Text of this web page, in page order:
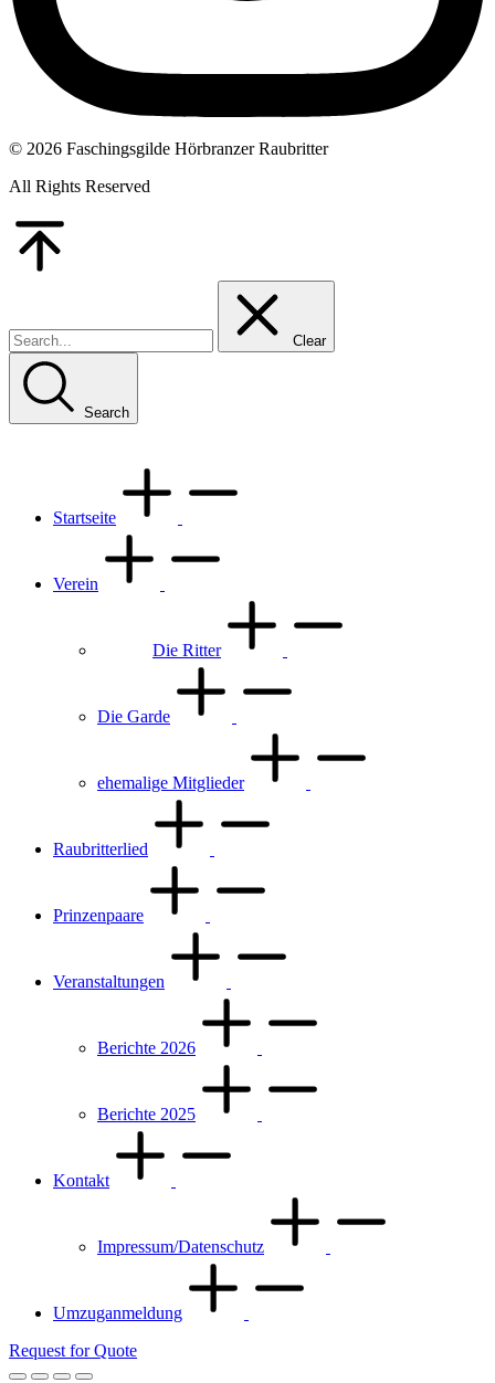
© 2026 Faschingsgilde Hörbranzer Raubritter
All Rights Reserved
Clear
Search
Startseite
Verein
Die Ritter
Die Garde
ehemalige Mitglieder
Raubritterlied
Prinzenpaare
Veranstaltungen
Berichte 2026
Berichte 2025
Kontakt
Impressum/Datenschutz
Umzuganmeldung
Request for Quote